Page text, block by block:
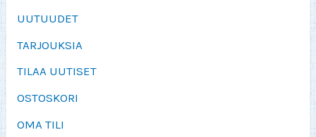
UUTUUDET
TARJOUKSIA
TILAA UUTISET
OSTOSKORI
OMA TILI